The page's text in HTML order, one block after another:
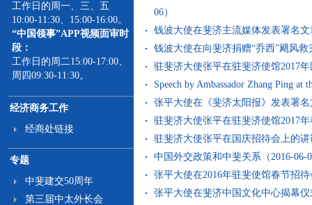
工作日的周一、三、五
10:00-11:30、15:00-16:00。
“中国领事”APP视频面审时
段：
工作日的周二15:00-17:00、
周四09:30-11:30。
经济商务工作
经商处链接
专题
中斐建交50周年
第三届中太外长会
06）
钱波大使在斐济主流媒体发表署名
钱波大使在向斐济捐赠“乔西”飓风
驻斐济大使张平在驻斐济使馆2017
Speech by Ambassador Zhang Ping
张平大使在《斐济太阳报》发表署名
驻斐济大使张平在驻斐济使馆2017
驻斐济大使张平在国庆招待会上的讲
中国外交政策和中斐关系（2016-06-
张平大使在2016年驻斐使馆春节招
张平大使在斐济中国文化中心揭幕仪